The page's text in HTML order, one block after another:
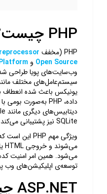
PHP چیست؟
PHP (مخفف
Open Source و
وب‌سایت‌های پویا طراحی
سیستم‌عامل‌های مختلف
یونیکس باعث شده انعطاف
SQLite نیز پشتیبانی می‌کند.
ویژگی مهم PHP این است که کدها روی
می‌شود. همین امر امنیت
توسعه‌ی اپلیکیشن‌های وب
ASP.NET چیست؟